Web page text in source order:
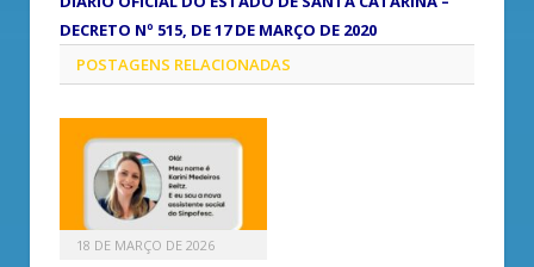
DECRETO Nº 515, DE 17 DE MARÇO DE 2020
POSTAGENS RELACIONADAS
18 DE MARÇO DE 2026